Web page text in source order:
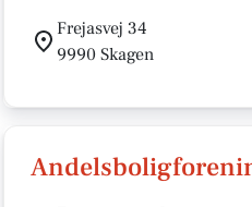
Frejasvej 34
9990 Skagen